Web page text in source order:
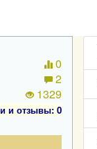
0
2
1329
и отзывы: 0